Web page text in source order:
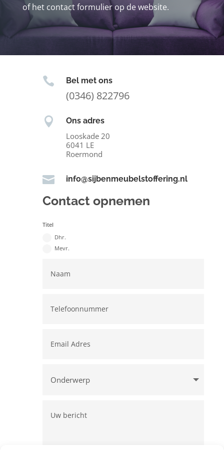
of het contact formulier op de website.
 Bel met ons
(0346) 822796
 Ons adres
Looskade 20
6041 LE
Roermond
 info@sijbenmeubelstoffering.nl
Contact opnemen
Titel
Dhr.
Mevr.